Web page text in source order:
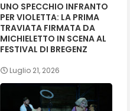
UNO SPECCHIO INFRANTO
PER VIOLETTA: LA PRIMA
TRAVIATA FIRMATA DA
MICHIELETTO IN SCENA AL
FESTIVAL DI BREGENZ
Luglio 21, 2026